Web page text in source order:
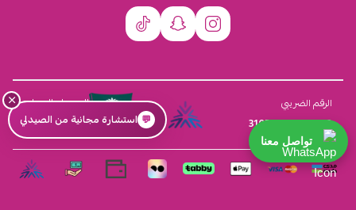
الرقم الضريبي
310555259800003
السجل التجاري
4030431116
×
💬 استشارة مجانية من الصيدلي
تواصل معنا